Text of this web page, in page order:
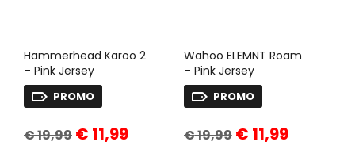
Hammerhead Karoo 2
– Pink Jersey
PROMO
€19,99 prijs
€11,99prijs
Wahoo ELEMNT Roam
– Pink Jersey
PROMO
€19,99 prijs
€11,99prijs